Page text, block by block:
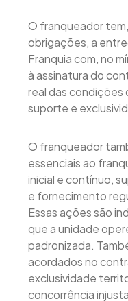
O franqueador
obrigações, a
Franquia com, no
à assinatura do
real das condições
suporte e
O franqueador
essenciais ao
inicial e contínuo,
e fornecimento
Essas ações são
que a unidade
padronizada.
acordados no
exclusividade
concorrência